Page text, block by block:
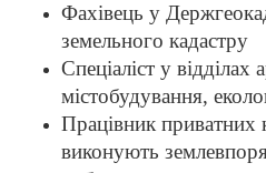
Фахівець у
земельного кадастру
Спеціаліст у відділах
містобудування,
Працівник приватних
виконують